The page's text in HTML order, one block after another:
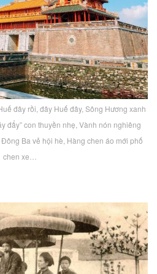
đây rồi, đây Huế đây, Sông Hương xanh
đẩy” con thuyền nhẹ, Vành nón nghiêng
Ba vẻ hội hè, Hàng chen áo mới phố
chen xe…